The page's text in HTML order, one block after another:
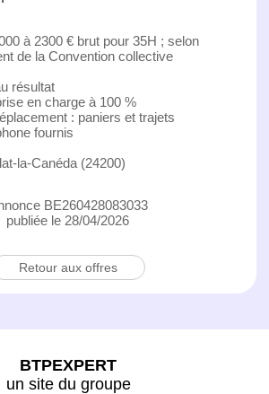
à 2300 € brut pour 35H ; selon
de la Convention collective
résultat
en charge à 100 %
: paniers et trajets
fournis
la-Canéda (24200)
BE260428083033
publiée le 28/04/2026
Retour aux offres
BTPEXPERT
un site du groupe